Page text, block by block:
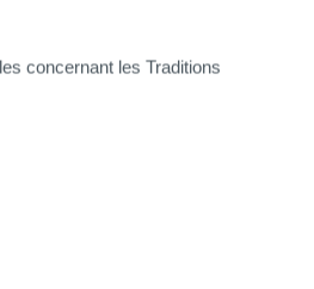
concernant les Traditions